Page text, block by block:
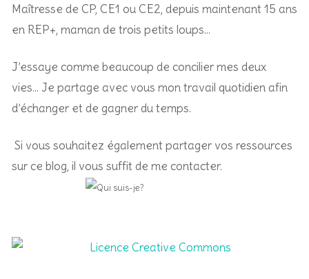
Maîtresse de CP, CE1 ou CE2, depuis maintenant 15 ans
en REP+, maman de trois petits loups…
J’essaye comme beaucoup de concilier mes deux
vies… Je partage avec vous mon travail quotidien afin
d’échanger et de gagner du temps.
Si vous souhaitez également partager vos ressources
sur ce blog, il vous suffit de me contacter.